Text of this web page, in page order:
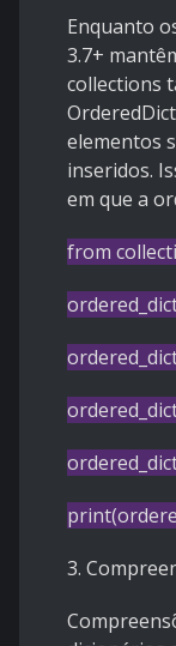
Enquanto
3.7+
collections
elementos
inseridos.
em que a
from
3.